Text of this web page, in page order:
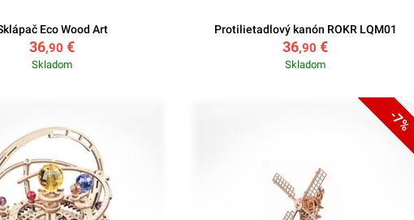
Eco Wood Art
36,90 €
Skladom
Protilietadlový kanón ROKR LQM01
36,90 €
Skladom
-7%